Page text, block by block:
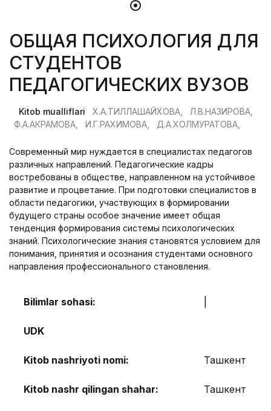
ОБЩАЯ ПСИХОЛОГИЯ ДЛЯ
СТУДЕНТОВ
ПЕДАГОГИЧЕСКИХ ВУЗОВ
Kitob mualliflari Х.А.ТИЛЛАШАЙХОВА,
Л.В.НАЗИРОВА,
Ф.А.АКРАМОВА,
И.Г.РАХИМОВА, Д.А.ХОЛМУРАТОВА,
Современный мир нуждается в специалистах педагогов
различных направлений. Педагогические кадры
востребованы в обществе, направленном на устойчивое
развитие и процветание. При подготовки специалистов в
области педагогики, участвующих в формировании
будущего страны особое значение имеет общая
тенденция формирования системы психологических
знаний. Психологические знания становятся условием для
понимания, принятия и осознания студентами основного
направления профессионального становления.
Bilimlar sohasi:
UDK
Kitob nashriyoti nomi: Ташкент
Kitob nashr qilingan shahar: Ташкент